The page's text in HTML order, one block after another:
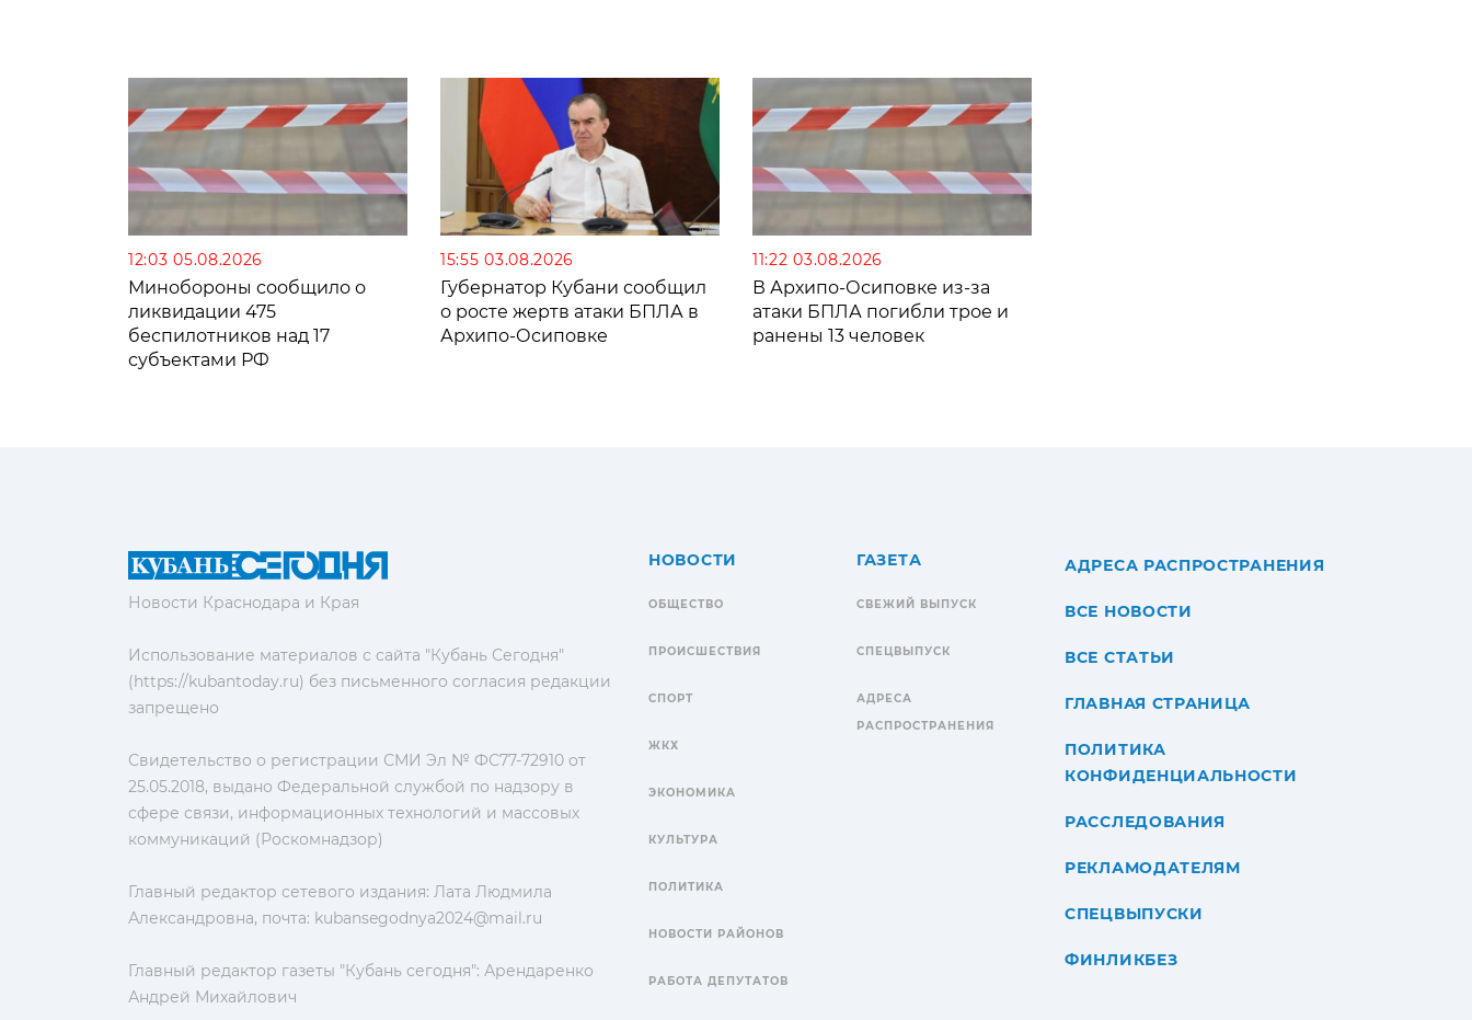
12:03 05.08.2026
Минобороны сообщило о
ликвидации 475
беспилотников над 17
субъектами РФ
15:55 03.08.2026
Губернатор Кубани сообщил
о росте жертв атаки БПЛА в
Архипо-Осиповке
11:22 03.08.2026
В Архипо-Осиповке из-за
атаки БПЛА погибли трое и
ранены 13 человек
Новости Краснодара и Края
Использование материалов с сайта "Кубань Сегодня"
(https://kubantoday.ru) без письменного согласия редакции
запрещено
Свидетельство о регистрации СМИ Эл № ФС77-72910 от
25.05.2018, выдано Федеральной службой по надзору в
сфере связи, информационных технологий и массовых
коммуникаций (Роскомнадзор)
Главный редактор сетевого издания: Лата Людмила
Александровна, почта: kubansegodnya2024@mail.ru
Главный редактор газеты "Кубань сегодня": Арендаренко
Андрей Михайлович
НОВОСТИ
ОБЩЕСТВО
ПРОИСШЕСТВИЯ
СПОРТ
ЖКХ
ЭКОНОМИКА
КУЛЬТУРА
ПОЛИТИКА
НОВОСТИ РАЙОНОВ
РАБОТА ДЕПУТАТОВ
ГАЗЕТА
СВЕЖИЙ ВЫПУСК
СПЕЦВЫПУСК
АДРЕСА
РАСПРОСТРАНЕНИЯ
АДРЕСА РАСПРОСТРАНЕНИЯ
ВСЕ НОВОСТИ
ВСЕ СТАТЬИ
ГЛАВНАЯ СТРАНИЦА
ПОЛИТИКА
КОНФИДЕНЦИАЛЬНОСТИ
РАССЛЕДОВАНИЯ
РЕКЛАМОДАТЕЛЯМ
СПЕЦВЫПУСКИ
ФИНЛИКБЕЗ